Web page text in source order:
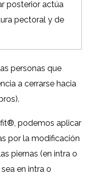
posterior actúa
pectoral y de
personas que
a cerrarse hacia
podemos aplicar
por la modificación
piernas (en intra o
en intra o